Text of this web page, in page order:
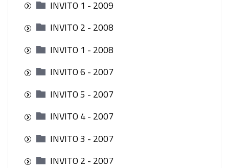
INVITO 1 - 2009
INVITO 2 - 2008
INVITO 1 - 2008
INVITO 6 - 2007
INVITO 5 - 2007
INVITO 4 - 2007
INVITO 3 - 2007
INVITO 2 - 2007